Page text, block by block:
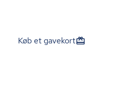
Køb et gavekort